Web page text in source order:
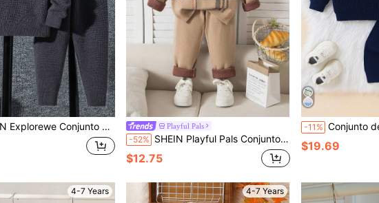
de suéter de cuello alto y pantalones en tonos grises minimalistas y casuales para niño Playful Pals
-52% SHEIN Playful Pals Conjunto de top de manga larga y pantalones a rayas de colores contrastantes, conjunto de ropa casual minimalista y versátil
$12.75
-11% Conjunto de suéter de punto para niños pequeños otoño/invierno,
$19.69
4-7 Years 4-7 Years